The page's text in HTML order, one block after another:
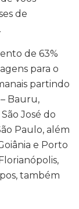
de
de 63%
para o
partindo
Bauru,
José do
Paulo, além
e Porto
também